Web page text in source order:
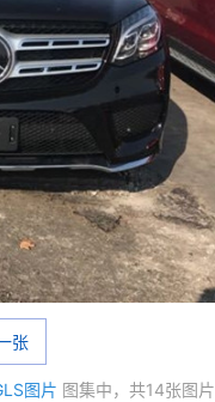
张
图片 图集中，共14张图片